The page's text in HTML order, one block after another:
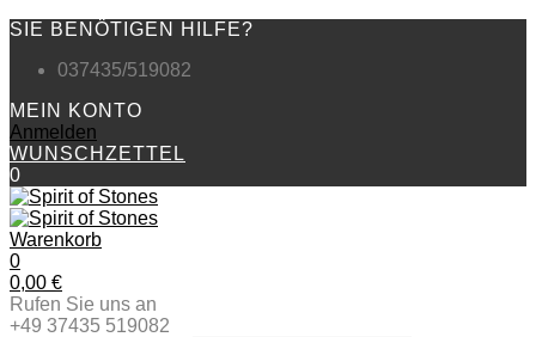
SIE BENÖTIGEN HILFE?
037435/519082
MEIN KONTO
Anmelden
WUNSCHZETTEL
0
Warenkorb
0
0,00 €
Rufen Sie uns an
+49 37435 519082